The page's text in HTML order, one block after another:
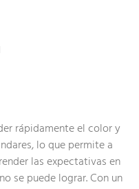
rápidamente el color y
lo que permite a
las expectativas en
se puede lograr. Con un